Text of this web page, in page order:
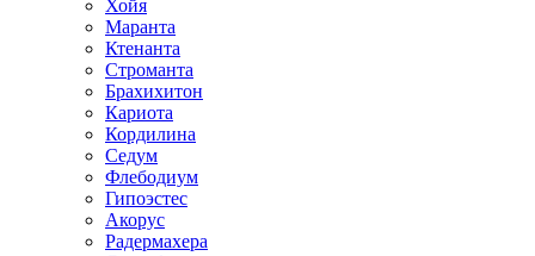
Хойя
Маранта
Ктенанта
Строманта
Брахихитон
Кариота
Кордилина
Седум
Флебодиум
Гипоэстес
Акорус
Радермахера